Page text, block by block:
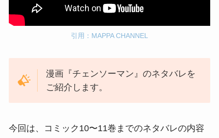
引用：MAPPA CHANNEL
漫画『チェンソーマン』のネタバレを
ご紹介します。
今回は、コミック10〜11巻までのネタバレの内容